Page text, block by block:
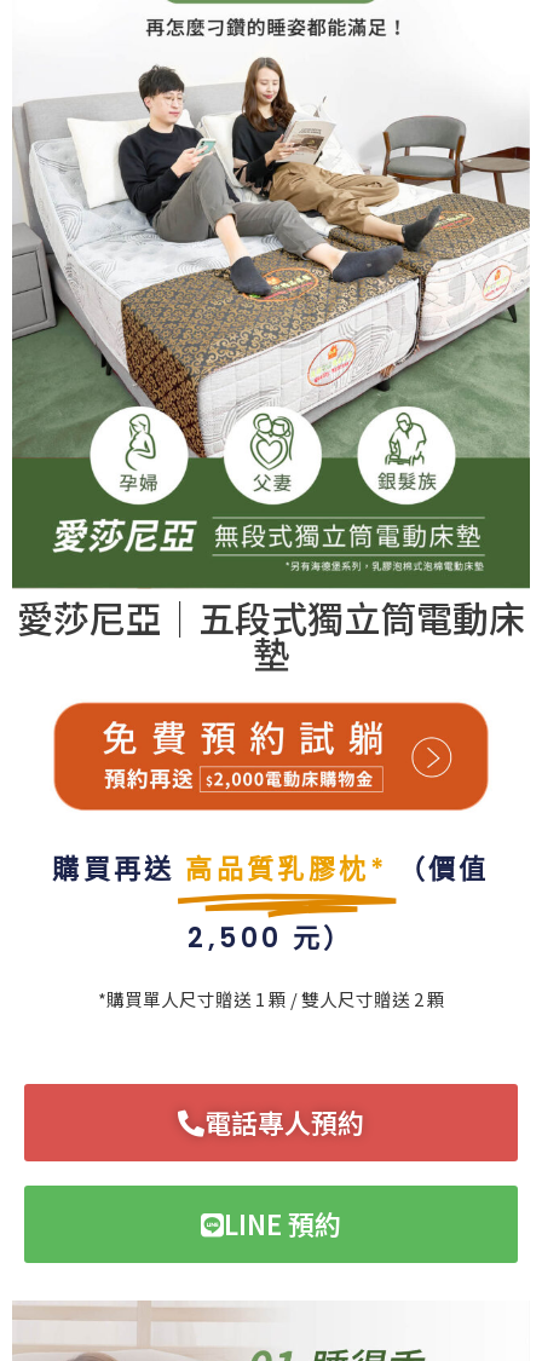
愛莎尼亞｜五段式獨立筒電動床
墊
購買再送 高品質乳膠枕*
（價值
2,500 元）​
*購買單人尺寸贈送 1 顆 / 雙人尺寸贈送 2 顆
電話專人預約
LINE 預約